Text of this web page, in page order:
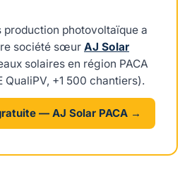
production photovoltaïque a
société sœur AJ Solar
solaires en région PACA
QualiPV, +1 500 chantiers).
— AJ Solar PACA →